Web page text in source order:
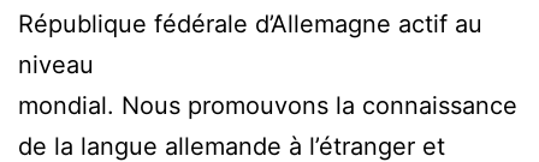
République fédérale d’Allemagne actif au
niveau
mondial. Nous promouvons la connaissance
de la langue allemande à l’étranger et